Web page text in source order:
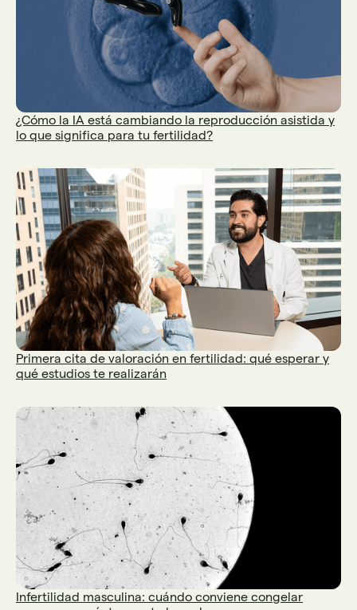
¿Cómo la IA está cambiando la reproducción asistida y
lo que significa para tu fertilidad?
Primera cita de valoración en fertilidad: qué esperar y
qué estudios te realizarán
Infertilidad masculina: cuándo conviene congelar